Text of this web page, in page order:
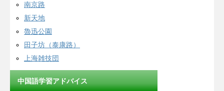
南京路
新天地
魯迅公園
田子坊（泰康路）
上海雑技団
中国語学習アドバイス